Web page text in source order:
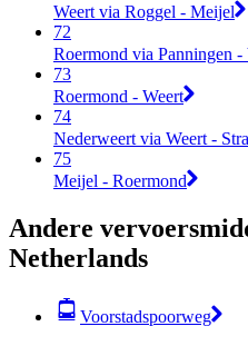
Weert via Roggel - Meijel
72
Roermond via Panningen -
73
Roermond - Weert
74
Nederweert via Weert -
75
Meijel - Roermond
Andere
Netherlands
Voorstadspoorweg